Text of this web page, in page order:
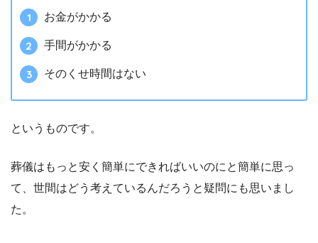
お金がかかる
手間がかかる
そのくせ時間はない
というものです。
葬儀はもっと安く簡単にできればいいのにと簡単に思っ
て、世間はどう考えているんだろうと疑問にも思いまし
た。